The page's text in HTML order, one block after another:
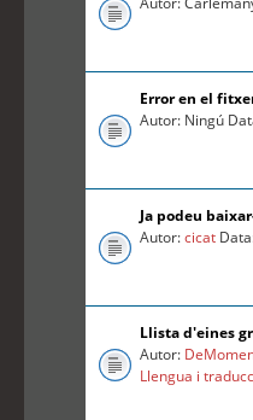
Error en el
Autor: Ningú
Ja podeu
Autor:cicat
Llista d'eines
Autor:
Llengua i